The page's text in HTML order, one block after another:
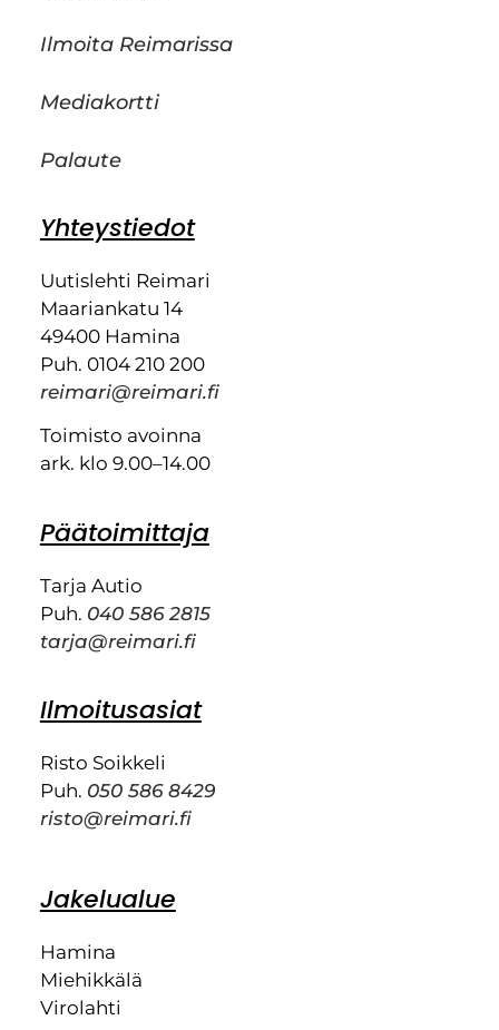
Ilmoita Reimarissa
Mediakortti
Palaute
Yhteystiedot
Uutislehti Reimari
Maariankatu 14
49400 Hamina
Puh. 0104 210 200
reimari@reimari.fi
Toimisto avoinna
ark. klo 9.00–14.00
Päätoimittaja
Tarja Autio
Puh. 040 586 2815
tarja@reimari.fi
Ilmoitusasiat
Risto Soikkeli
Puh. 050 586 8429
risto@reimari.fi
Jakelualue
Hamina
Miehikkälä
Virolahti